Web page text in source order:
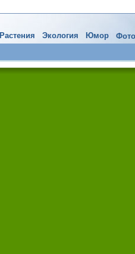
Растения Экология Юмор